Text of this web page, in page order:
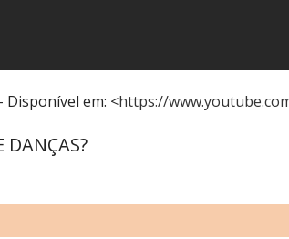
Disponível em: <https://
DANÇAS?